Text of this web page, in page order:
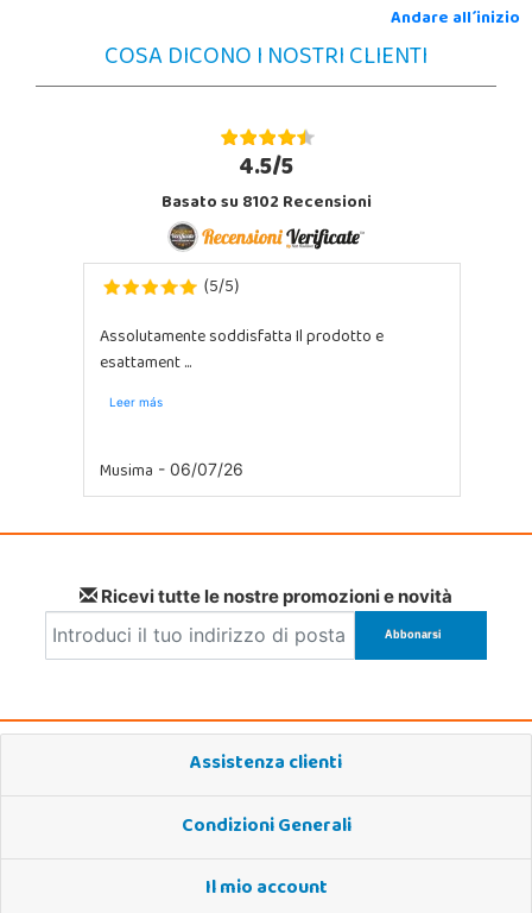
Andare all´inizio
COSA DICONO I NOSTRI CLIENTI
4.5/5
Basato su 8102 Recensioni
(5/5)
Assolutamente soddisfatta Il prodotto e
esattament ...
Leer más
Musima - 06/07/26
Ricevi tutte le nostre promozioni e novità
Assistenza clienti
Condizioni Generali
Il mio account